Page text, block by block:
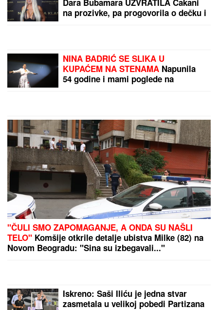
stradao muškarac
"ZLOČESTA, LJUBOMORNA BABA"
Dara Bubamara UZVRATILA Cakani
na prozivke, pa progovorila o dečku i
šokirala komentarom o Seki Aleksić
(VIDEO)